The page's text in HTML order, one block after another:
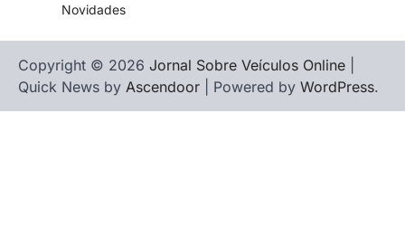
Novidades
Copyright © 2026 Jornal Sobre Veículos Online
Quick News by Ascendoor | Powered by WordPress.